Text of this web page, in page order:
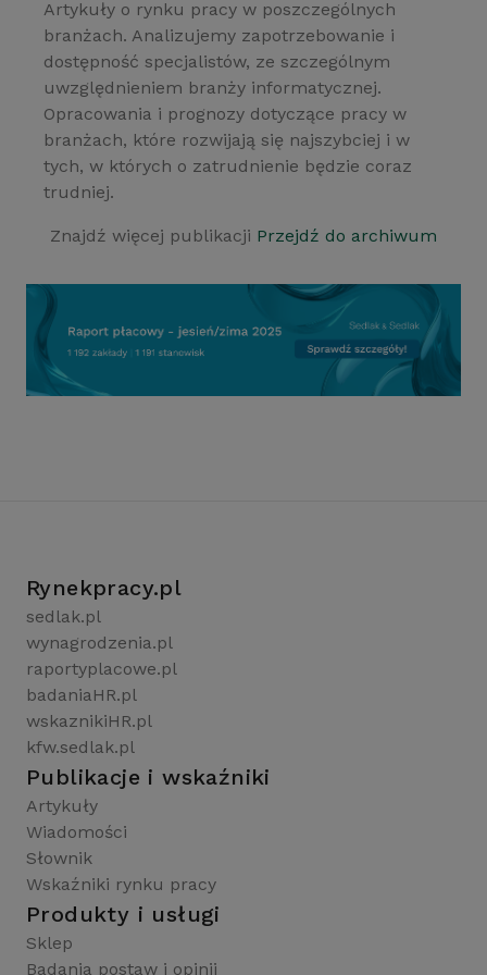
Artykuły o rynku pracy w poszczególnych
branżach. Analizujemy zapotrzebowanie i
dostępność specjalistów, ze szczególnym
uwzględnieniem branży informatycznej.
Opracowania i prognozy dotyczące pracy w
branżach, które rozwijają się najszybciej i w
tych, w których o zatrudnienie będzie coraz
trudniej.
Znajdź więcej publikacji Przejdź do archiwum
Rynekpracy.pl
sedlak.pl
wynagrodzenia.pl
raportyplacowe.pl
badaniaHR.pl
wskaznikiHR.pl
kfw.sedlak.pl
Publikacje i wskaźniki
Artykuły
Wiadomości
Słownik
Wskaźniki rynku pracy
Produkty i usługi
Sklep
Badania postaw i opinii